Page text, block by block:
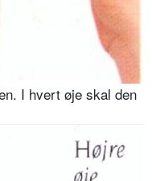
I hvert øje skal den